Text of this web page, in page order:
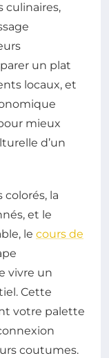
culinaires,
un plat
locaux, et
mieux
d’un
la
et le
le cours de
vivre un
Cette
votre palette
coutumes.